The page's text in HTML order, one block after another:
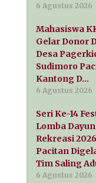
6 Agustus 2026
Mahasiswa
Gelar Donor
Desa
Sudimoro
Kantong D…
6 Agustus 2026
Seri Ke-14
Lomba
Rekreasi 2026
Pacitan
Tim Saling
6 Agustus 2026